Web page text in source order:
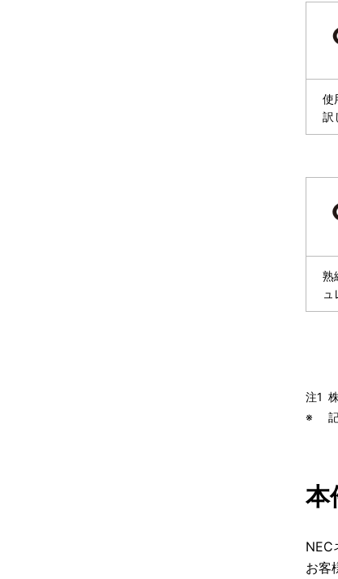
使
訳
熟
ュ
注1
※
本
NEC
お客